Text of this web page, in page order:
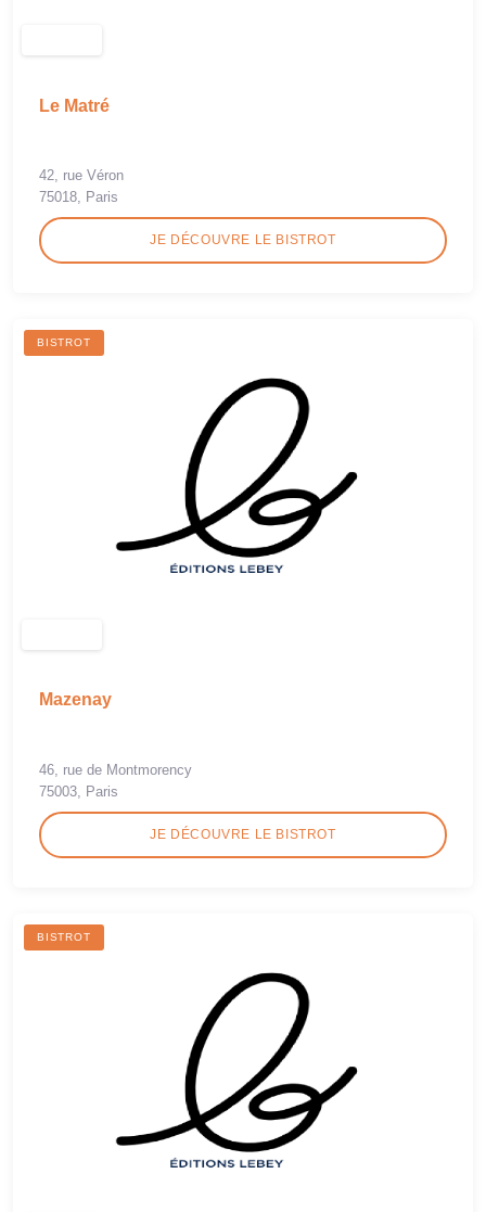
Le Matré
42, rue Véron
75018, Paris
JE DÉCOUVRE LE BISTROT
BISTROT
Mazenay
46, rue de Montmorency
75003, Paris
JE DÉCOUVRE LE BISTROT
BISTROT